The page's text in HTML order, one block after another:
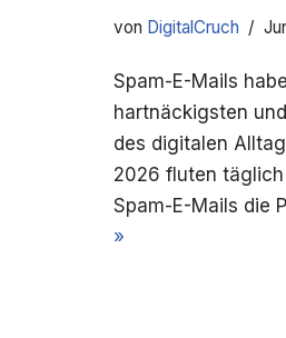
von DigitalCruch
Spam-E-Mails
hartnäckigsten
des digitalen
2026 fluten
Spam-E-Mails die
»